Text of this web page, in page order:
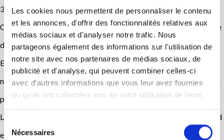
Les cookies nous permettent de personnaliser le contenu
et les annonces, d'offrir des fonctionnalités relatives aux
médias sociaux et d'analyser notre trafic. Nous
partageons également des informations sur l'utilisation de
notre site avec nos partenaires de médias sociaux, de
publicité et d'analyse, qui peuvent combiner celles-ci
avec d'autres informations que vous leur avez fournies
ou qu'ils ont collectées lors de votre utilisation de leurs
Sélection
du Nécessaires
30m2 / lit 160X200 / 2 lits de 90X190 /de 2 à 5 personnes
Cette chambre peut accueillir de 2 à 5 personnes, d’une superficie
de 30m2 au total.
Entièrement repensée dans un esprit cabane, enduit à la chaux
naturelle, parquet flottant bois, faïence salle de bains en travertin
pour un effet thermal.
La cabane à l’étage est entièrement faite de bois du sol au plafond
en passant par les lits !